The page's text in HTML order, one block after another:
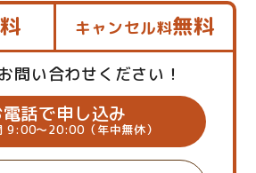
キャンセル料無料
問い合わせください！
電話で申し込み
9:00～20:00（年中無休）